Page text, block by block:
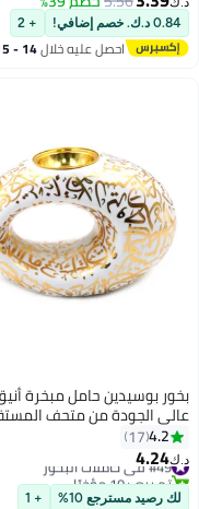
واليوغا والعلاج العطري -
+ 2
احصل عليه خلال 14 - 15
بوسيدين حامل مبخرة أنيق
الجودة من متحف المستقبل -
4.2
17
4.24
البخور
بيع +10 مؤخرًا
البخور مسترجع 10% + 1